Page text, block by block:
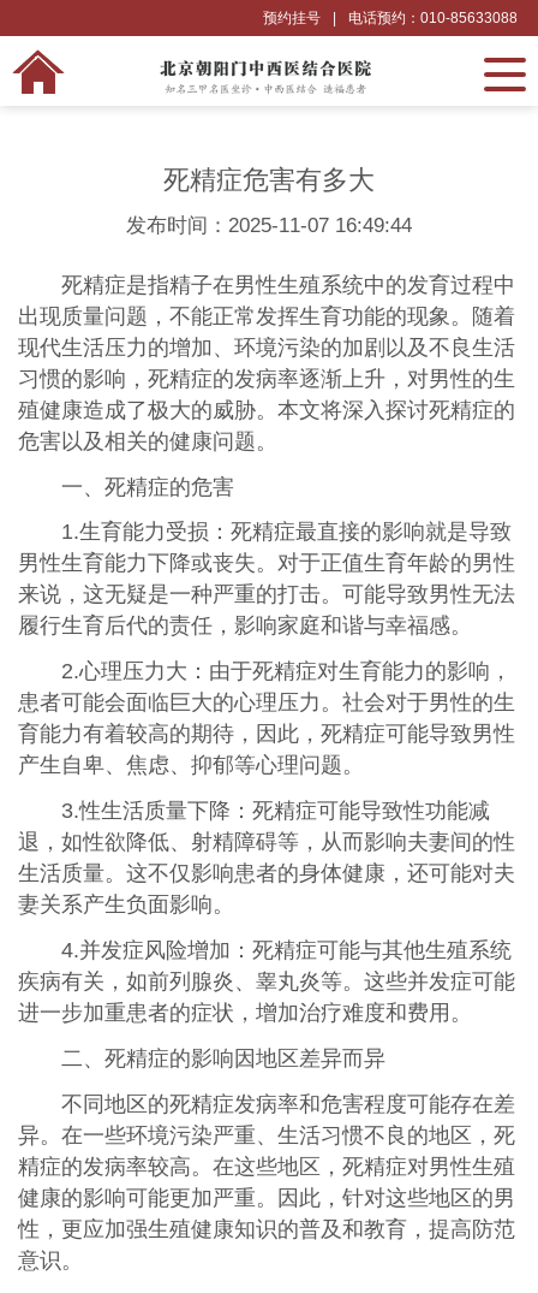
电话预约：010-85633088
预约挂号
死精症危害有多大
发布时间：2025-11-07 16:49:44
死精症是指精子在男性生殖系统中的发育过程中
出现质量问题，不能正常发挥生育功能的现象。随着
现代生活压力的增加、环境污染的加剧以及不良生活
习惯的影响，死精症的发病率逐渐上升，对男性的生
殖健康造成了极大的威胁。本文将深入探讨死精症的
危害以及相关的健康问题。
一、死精症的危害
1.生育能力受损：死精症最直接的影响就是导致
男性生育能力下降或丧失。对于正值生育年龄的男性
来说，这无疑是一种严重的打击。可能导致男性无法
履行生育后代的责任，影响家庭和谐与幸福感。
2.心理压力大：由于死精症对生育能力的影响，
患者可能会面临巨大的心理压力。社会对于男性的生
育能力有着较高的期待，因此，死精症可能导致男性
产生自卑、焦虑、抑郁等心理问题。
3.性生活质量下降：死精症可能导致性功能减
退，如性欲降低、射精障碍等，从而影响夫妻间的性
生活质量。这不仅影响患者的身体健康，还可能对夫
妻关系产生负面影响。
4.并发症风险增加：死精症可能与其他生殖系统
疾病有关，如前列腺炎、睾丸炎等。这些并发症可能
进一步加重患者的症状，增加治疗难度和费用。
二、死精症的影响因地区差异而异
不同地区的死精症发病率和危害程度可能存在差
异。在一些环境污染严重、生活习惯不良的地区，死
精症的发病率较高。在这些地区，死精症对男性生殖
健康的影响可能更加严重。因此，针对这些地区的男
性，更应加强生殖健康知识的普及和教育，提高防范
意识。